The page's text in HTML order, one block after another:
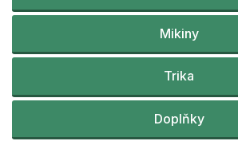
Mikiny
Trika
Doplňky